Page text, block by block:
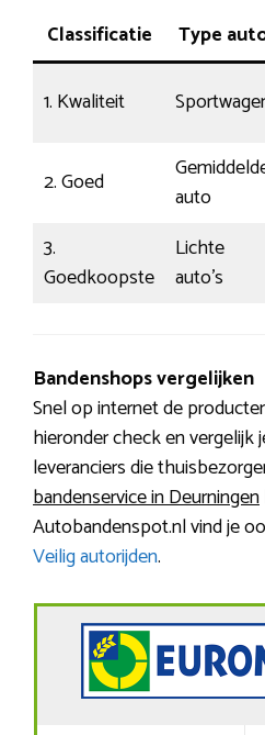
Classificatie Type
1. Kwaliteit
2. Goed
auto
3.
Goedkoopste
Lichte
auto’s
Bandenshops vergelijken
Snel op internet de
hieronder check en vergelijk
leveranciers die
bandenservice in Deurningen
Autobandenspot.nl vind je
Veilig autorijden.